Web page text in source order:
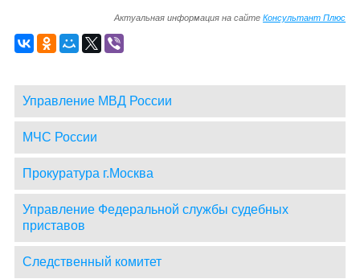
Актуальная информация на сайтеКонсультант Плюс
Управление МВД России
МЧС России
Прокуратура г.Москва
Управление Федеральной службы судебных
приставов
Следственный комитет